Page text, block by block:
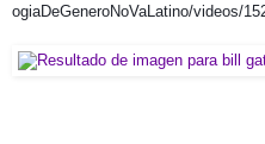
ogiaDeGeneroNoVaLatino/videos/